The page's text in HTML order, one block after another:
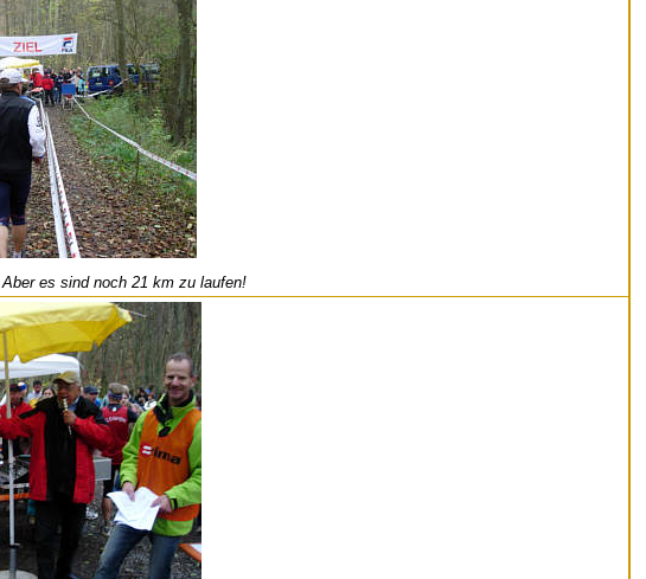
es sind noch 21 km zu laufen!